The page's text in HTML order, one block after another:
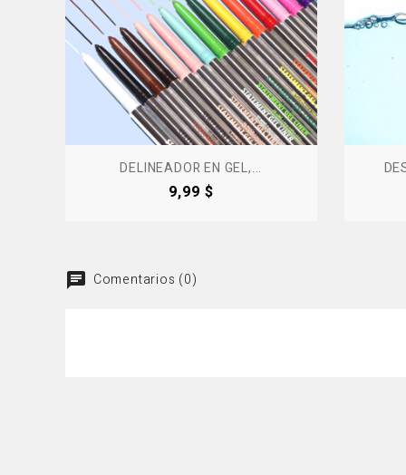
DELINEADOR EN GEL,...
Precio
9,99 $
Comentarios (0)